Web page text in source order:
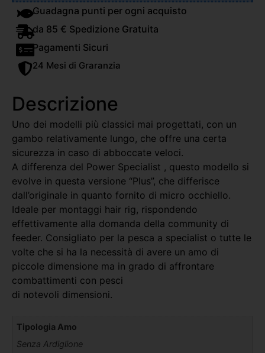
Guadagna punti per ogni acquisto
da 85 € Spedizione Gratuita
Pagamenti Sicuri
24 Mesi di Graranzia
Descrizione
Uno dei modelli più classici mai progettati, con un
gambo relativamente lungo, che offre una certa
sicurezza in caso di abboccate veloci.
A differenza del Power Specialist , questo modello si
evolve in questa versione “Plus”, che differisce
dall’originale in quanto fornito di micro occhiello.
Ideale per montaggi hair rig, rispondendo
effettivamente alla domanda della community di
feeder. Consigliato per la pesca a specialist o tutte le
volte che si ha la necessità di avere un amo di
piccole dimensione ma in grado di affrontare
combattimenti con pesci
di notevoli dimensioni.
Tipologia Amo
Senza Ardiglione